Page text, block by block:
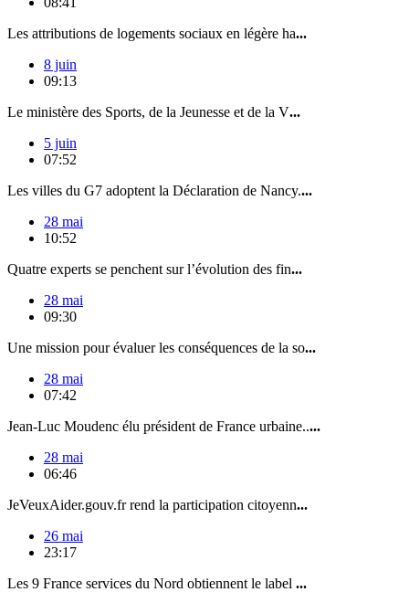
Les attributions de logements sociaux en légère ha...
8 juin
09:13
Le ministère des Sports, de la Jeunesse et de la V...
5 juin
07:52
Les villes du G7 adoptent la Déclaration de Nancy....
28 mai
10:52
Quatre experts se penchent sur l’évolution des fin...
28 mai
09:30
Une mission pour évaluer les conséquences de la so...
28 mai
07:42
Jean-Luc Moudenc élu président de France urbaine.....
28 mai
06:46
JeVeuxAider.gouv.fr rend la participation citoyenn...
26 mai
23:17
Les 9 France services du Nord obtiennent le label ...